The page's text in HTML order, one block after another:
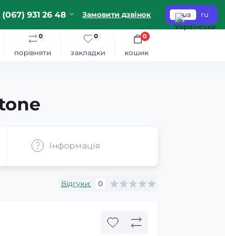
(067) 931 26 48 Замовити дзвінок ua ru
порівняти
0
закладки
0
кошик
0
Iнформація
Відгуки: 0